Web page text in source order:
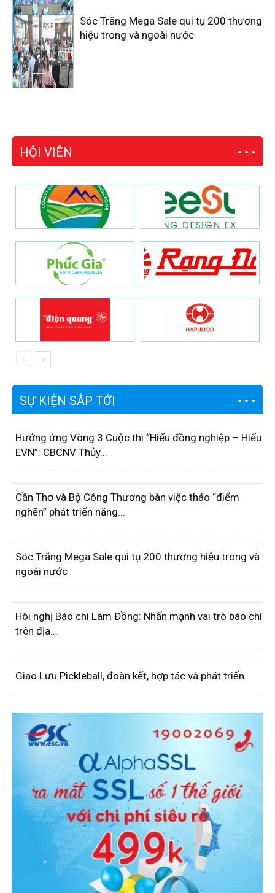
Sóc Trăng Mega Sale qui tụ 200 thương
hiệu trong và ngoài nước
HỘI VIÊN
SỰ KIỆN SẮP TỚI
Hưởng ứng Vòng 3 Cuộc thi “Hiểu đồng nghiệp – Hiểu
EVN”: CBCNV Thủy...
Cần Thơ và Bộ Công Thương bàn việc tháo “điểm
nghẽn” phát triển năng...
Sóc Trăng Mega Sale qui tụ 200 thương hiệu trong và
ngoài nước
Hôi nghị Báo chí Lâm Đồng: Nhấn mạnh vai trò báo chí
trên địa...
Giao Lưu Pickleball, đoàn kết, hợp tác và phát triển